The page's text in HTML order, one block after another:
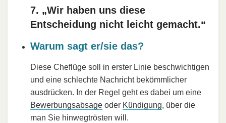
7. „Wir haben uns diese
Entscheidung nicht leicht gemacht.“
Warum sagt er/sie das?
Diese Cheflüge soll in erster Linie beschwichtigen
und eine schlechte Nachricht bekömmlicher
ausdrücken. In der Regel geht es dabei um eine
Bewerbungsabsage oder Kündigung, über die
man Sie hinwegtrösten will.